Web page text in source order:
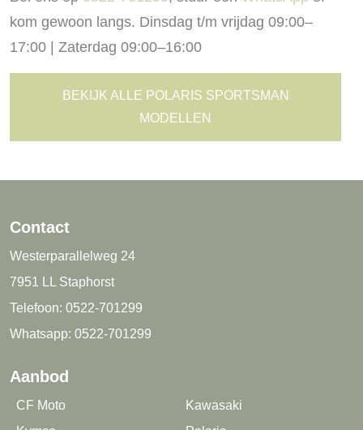
kom gewoon langs. Dinsdag t/m vrijdag 09:00–
17:00 | Zaterdag 09:00–16:00
BEKIJK ALLE POLARIS SPORTSMAN
MODELLEN
Contact
Westerparallelweg 24
7951 LL Staphorst
Telefoon: 0522-701299
Whatsapp: 0522-701299
Aanbod
CF Moto
Kawasaki